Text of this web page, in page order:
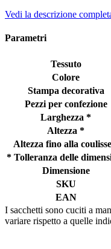
Vedi la descrizione
Parametri
Tessuto
Colore
Stampa decorativa
Pezzi per confezione
Larghezza *
Altezza *
Altezza fino alla
* Tolleranza delle
Dimensione
SKU
EAN
I sacchetti sono cuciti a
variare rispetto a quelle